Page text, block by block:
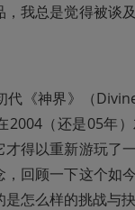
，我总是觉得被谈
代《神界》（
2004（还是05年
才得以重新游玩了
，回顾一下这个如
怎么样的挑战与抉